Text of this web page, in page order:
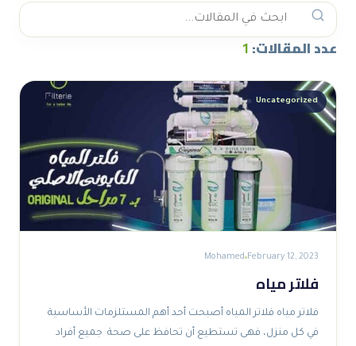
عدد المقالات:1
Uncategorized
February 12, 2023
Mohamed
فلاتر مياه
فلاتر مياه فلاتر المياه أصبحت أحد أهم المستلزمات الأساسية
في كل منزل، فهى تستطيع أن تحافظ على صحة جميع أفراد